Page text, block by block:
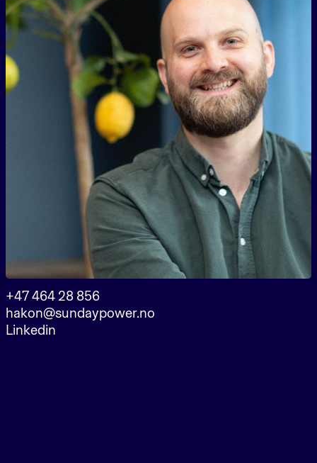
+47 464 28 856
hakon@sundaypower.no
Linkedin